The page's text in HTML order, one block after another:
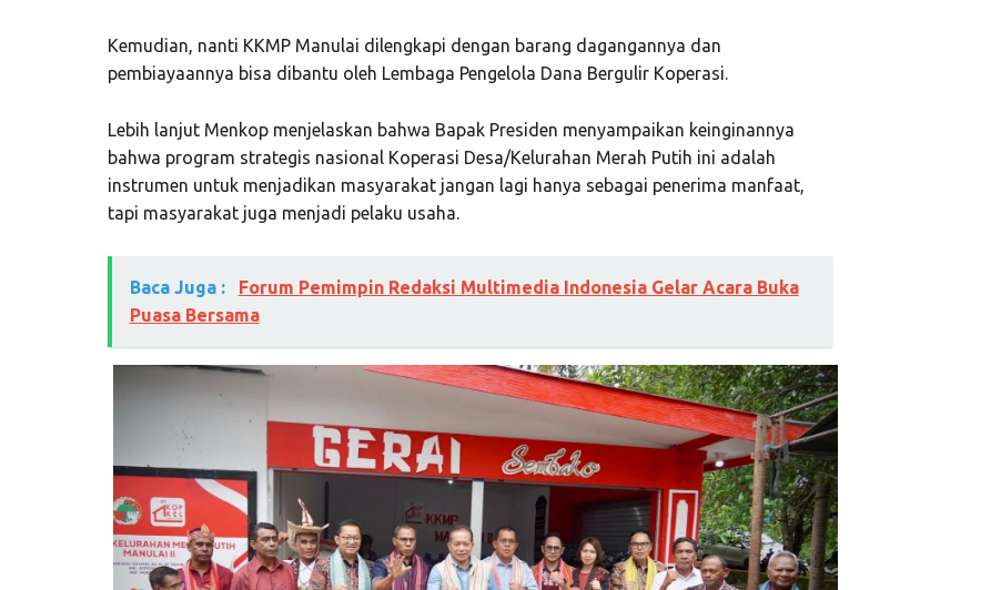
Kemudian, nanti KKMP Manulai dilengkapi dengan barang dagangannya dan
pembiayaannya bisa dibantu oleh Lembaga Pengelola Dana Bergulir Koperasi.
Lebih lanjut Menkop menjelaskan bahwa Bapak Presiden menyampaikan keinginannya
bahwa program strategis nasional Koperasi Desa/Kelurahan Merah Putih ini adalah
instrumen untuk menjadikan masyarakat jangan lagi hanya sebagai penerima manfaat,
tapi masyarakat juga menjadi pelaku usaha.
Baca Juga :
Forum Pemimpin Redaksi Multimedia Indonesia Gelar Acara Buka
Puasa Bersama